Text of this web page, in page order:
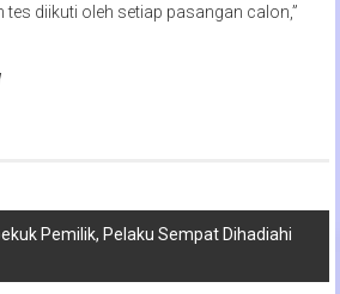
diikuti oleh setiap pasangan calon,”
Pemilik, Pelaku Sempat Dihadiahi